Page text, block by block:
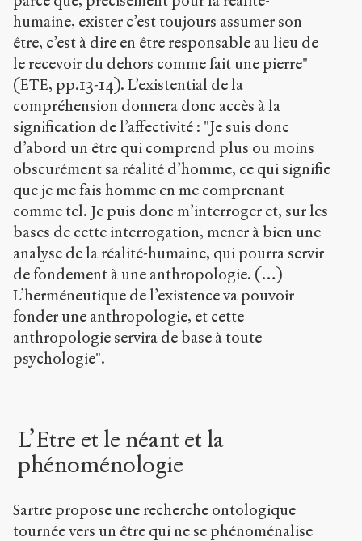
humaine, exister c’est toujours assumer son
être, c’est à dire en être responsable au lieu de
le recevoir du dehors comme fait une pierre"
(ETE, pp.13-14). L’existential de la
compréhension donnera donc accès à la
signification de l’affectivité : "Je suis donc
d’abord un être qui comprend plus ou moins
obscurément sa réalité d’homme, ce qui signifie
que je me fais homme en me comprenant
comme tel. Je puis donc m’interroger et, sur les
bases de cette interrogation, mener à bien une
analyse de la réalité-humaine, qui pourra servir
de fondement à une anthropologie. (…)
L’herméneutique de l’existence va pouvoir
fonder une anthropologie, et cette
anthropologie servira de base à toute
psychologie".
L’Etre et le néant et la
phénoménologie
Sartre propose une recherche ontologique
tournée vers un être qui ne se phénoménalise